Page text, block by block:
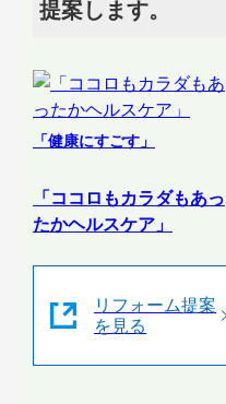
提案します。
「健康にすごす」
「ココロもカラダもあっ
たかヘルスケア」
リフォーム提案
を見る